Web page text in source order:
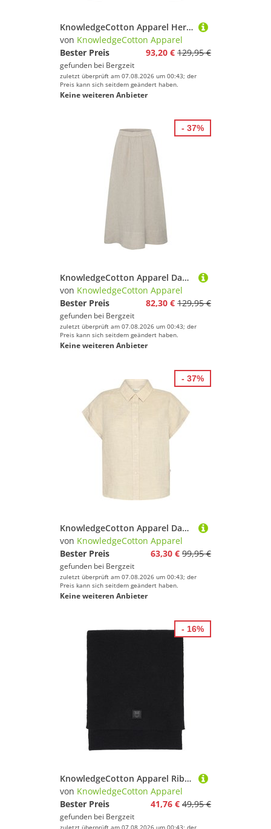
KnowledgeCotton Apparel Herren Big Checked Heavy Flannel Hemd
von KnowledgeCotton Apparel
Bester Preis
93,20 € 129,95 €
gefunden bei Bergzeit
zuletzt überprüft am 07.08.2026 um 00:43; der
Preis kann sich seitdem geändert haben.
Keine weiteren Anbieter
KnowledgeCotton Apparel Damen Linen Rock
von KnowledgeCotton Apparel
Bester Preis
82,30 € 129,95 €
gefunden bei Bergzeit
zuletzt überprüft am 07.08.2026 um 00:43; der
Preis kann sich seitdem geändert haben.
Keine weiteren Anbieter
- 37%
KnowledgeCotton Apparel Damen Aster Fold Up Linen Bluse
von KnowledgeCotton Apparel
Bester Preis
63,30 € 99,95 €
gefunden bei Bergzeit
zuletzt überprüft am 07.08.2026 um 00:43; der
Preis kann sich seitdem geändert haben.
Keine weiteren Anbieter
- 37%
KnowledgeCotton Apparel Rib Knit Wool Schal
von KnowledgeCotton Apparel
Bester Preis
41,76 € 49,95 €
gefunden bei Bergzeit
zuletzt überprüft am 07.08.2026 um 00:43; der
- 16%